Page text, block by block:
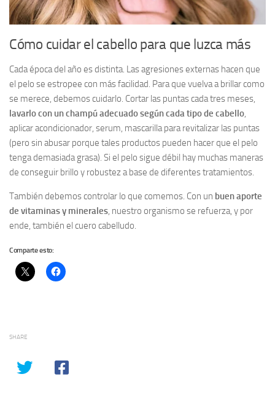
Cómo cuidar el cabello para que luzca más
Cada época del año es distinta. Las agresiones externas hacen que
el pelo se estropee con más facilidad. Para que vuelva a brillar como
se merece, debemos cuidarlo. Cortar las puntas cada tres meses,
lavarlo con un champú adecuado según cada tipo de cabello,
aplicar acondicionador, serum, mascarilla para revitalizar las puntas
(pero sin abusar porque tales productos pueden hacer que el pelo
tenga demasiada grasa). Si el pelo sigue débil hay muchas maneras
de conseguir brillo y robustez a base de diferentes tratamientos.
También debemos controlar lo que comemos. Con un buen aporte
de vitaminas y minerales, nuestro organismo se refuerza, y por
ende, también el cuero cabelludo.
Comparte esto:
SHARE